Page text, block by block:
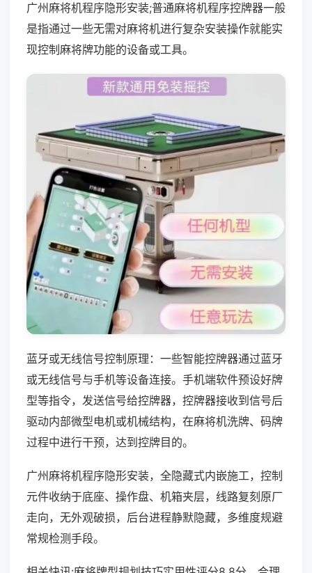
广州麻将机程序隐形安装;普通麻将机程序控牌器一般
是指通过一些无需对麻将机进行复杂安装操作就能实
现控制麻将牌功能的设备或工具。
蓝牙或无线信号控制原理：一些智能控牌器通过蓝牙
或无线信号与手机等设备连接。手机端软件预设好牌
型等指令，发送信号给控牌器，控牌器接收到信号后
驱动内部微型电机或机械结构，在麻将机洗牌、码牌
过程中进行干预，达到控牌目的。
广州麻将机程序隐形安装，全隐藏式内嵌施工，控制
元件收纳于底座、操作盘、机箱夹层，线路复刻原厂
走向，无外观破损，后台进程静默隐藏，多维度规避
常规检测手段。